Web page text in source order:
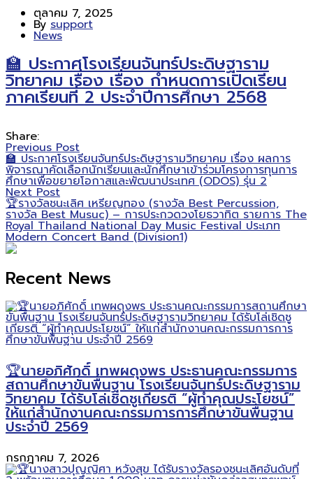
ตุลาคม 7, 2025
By support
News
🏫 ประกาศโรงเรียนจันทร์ประดิษฐาราม
วิทยาคม เรื่อง เรื่อง กำหนดการเปิดเรียน
ภาคเรียนที่ 2 ประจำปีการศึกษา 2568
Share:
Previous Post
🏫 ประกาศโรงเรียนจันทร์ประดิษฐารามวิทยาคม เรื่อง ผลการ
พิจารณาคัดเลือกนักเรียนและนักศึกษาเข้าร่วมโครงการทุนการ
ศึกษาเพื่อขยายโอกาสและพัฒนาประเทศ (ODOS) รุ่น 2
Next Post
🏆รางวัลชนะเลิศ เหรียญทอง (รางวัล Best Percussion,
รางวัล Best Musuc) – การประกวดวงโยธวาทิต รายการ The
Royal Thailand National Day Music Festival ประเภท
Modern Concert Band (Division1)
Recent News
🏆นายอภิศักดิ์ เทพผดุงพร ประธานคณะกรรมการ
สถานศึกษาขั้นพื้นฐาน โรงเรียนจันทร์ประดิษฐาราม
วิทยาคม ได้รับโล่เชิดชูเกียรติ “ผู้ทำคุณประโยชน์”
ให้แก่สำนักงานคณะกรรมการการศึกษาขั้นพื้นฐาน
ประจำปี 2569
กรกฎาคม 7, 2026